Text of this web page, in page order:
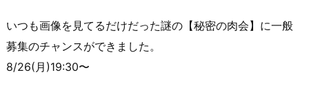
いつも画像を見てるだけだった謎の【秘密の肉会】に一般
募集のチャンスができました。
8/26(月)19:30〜